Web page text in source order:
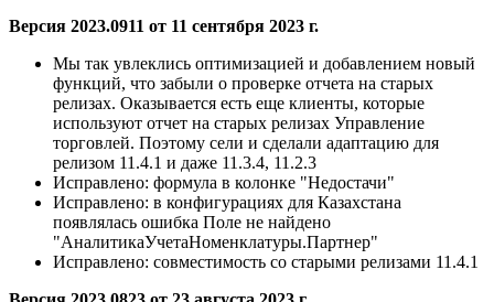
Версия 2023.0911 от 11 сентября 2023 г.
Мы так увлеклись оптимизацией и добавлением новый
функций, что забыли о проверке отчета на старых
релизах. Оказывается есть еще клиенты, которые
используют отчет на старых релизах Управление
торговлей. Поэтому сели и сделали адаптацию для
релизом 11.4.1 и даже 11.3.4, 11.2.3
Исправлено: формула в колонке "Недостачи"
Исправлено: в конфигурациях для Казахстана
появлялась ошибка Поле не найдено
"АналитикаУчетаНоменклатуры.Партнер"
Исправлено: совместимость со старыми релизами 11.4.1